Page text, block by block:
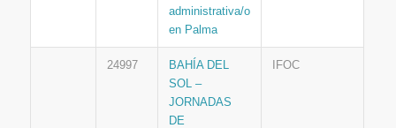
administrativa/o
en Palma
24997
BAHÍA DEL
SOL –
JORNADAS
DE
IFOC